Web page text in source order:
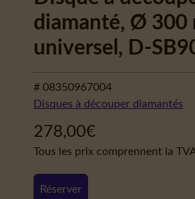
diamanté, Ø 300
universel, D-
# 08350967004
Disques à découper diamantés
278,00€
Tous les prix comprennent la
Réserver